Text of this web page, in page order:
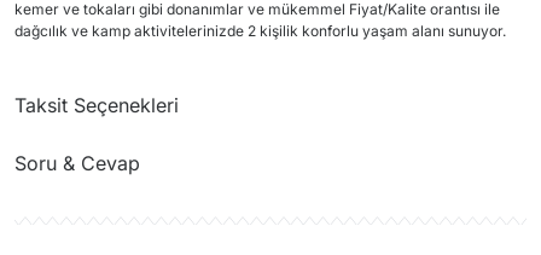
kemer ve tokaları gibi donanımlar ve mükemmel Fiyat/Kalite orantısı ile
dağcılık ve kamp aktivitelerinizde 2 kişilik konforlu yaşam alanı sunuyor.
Taksit Seçenekleri
Soru & Cevap